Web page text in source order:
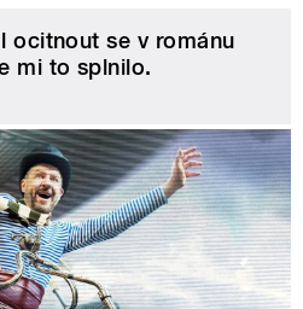
ocitnout se v románu
mi to splnilo.